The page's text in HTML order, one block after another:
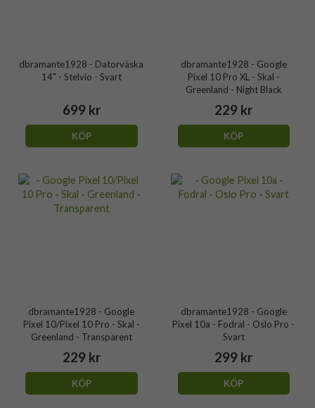
dbramante1928 - Datorväska
14" - Stelvio - Svart
699 kr
KÖP
dbramante1928 - Google
Pixel 10 Pro XL - Skal -
Greenland - Night Black
229 kr
KÖP
dbramante1928 - Google
Pixel 10/Pixel 10 Pro - Skal -
Greenland - Transparent
229 kr
KÖP
dbramante1928 - Google
Pixel 10a - Fodral - Oslo Pro -
Svart
299 kr
KÖP